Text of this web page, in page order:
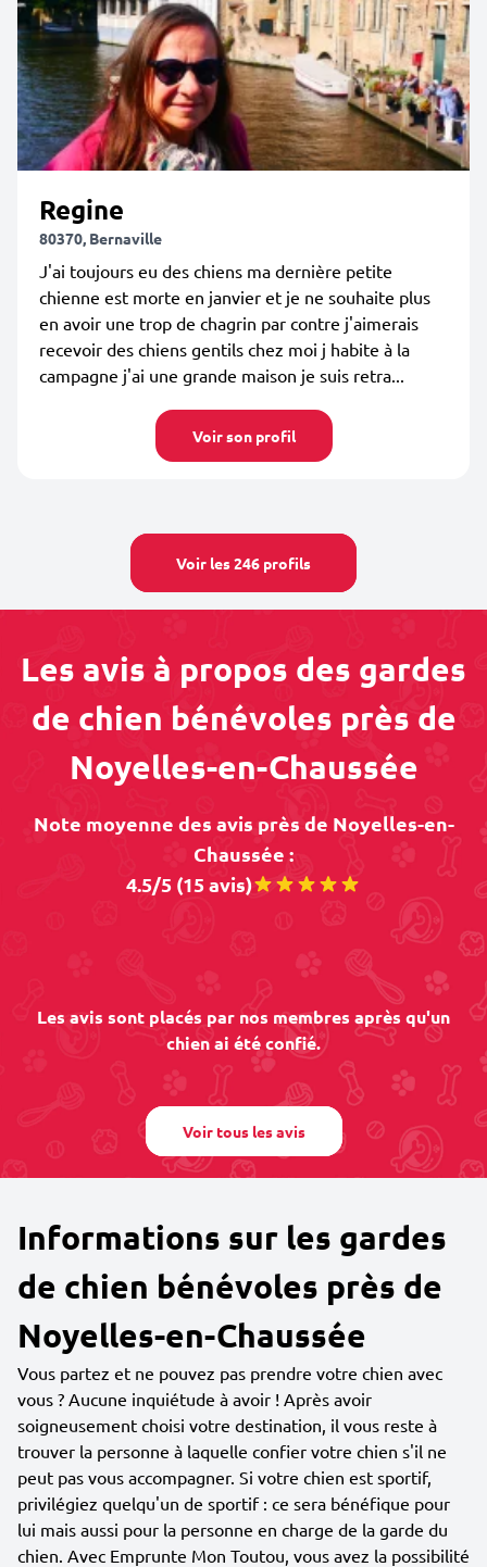
Regine
80370, Bernaville
J'ai toujours eu des chiens ma dernière petite
chienne est morte en janvier et je ne souhaite plus
en avoir une trop de chagrin par contre j'aimerais
recevoir des chiens gentils chez moi j habite à la
campagne j'ai une grande maison je suis retra...
Voir son profil
Voir les 246 profils
Les avis à propos des gardes
de chien bénévoles près de
Noyelles-en-Chaussée
Note moyenne des avis près de Noyelles-en-
Chaussée :
4.5/5 (15 avis)
Les avis sont placés par nos membres après qu'un
chien ai été confié.
Voir tous les avis
Informations sur les gardes
de chien bénévoles près de
Noyelles-en-Chaussée
Vous partez et ne pouvez pas prendre votre chien avec
vous ? Aucune inquiétude à avoir ! Après avoir
soigneusement choisi votre destination, il vous reste à
trouver la personne à laquelle confier votre chien s'il ne
peut pas vous accompagner. Si votre chien est sportif,
privilégiez quelqu'un de sportif : ce sera bénéfique pour
lui mais aussi pour la personne en charge de la garde du
chien. Avec Emprunte Mon Toutou, vous avez la possibilité